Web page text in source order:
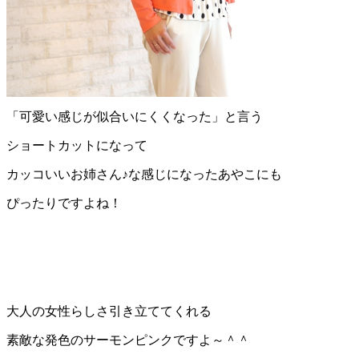
「可愛い感じが似合いにくくなった」と言う
ショートカットになって
カッコいいお姉さん♪な感じになったあやこにも
ぴったりですよね！
大人の女性らしさ引き立ててくれる
素敵な発色のサーモンピンクですよ～＾＾